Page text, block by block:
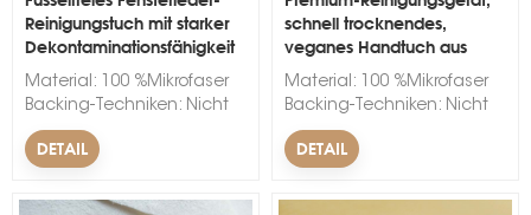
Reinigungstuch mit starker
Dekontaminationsfähigkeit
Material: 100 %Mikrofaser
Backing-Techniken: Nicht
gewebt Breite: 150 cm.
Dicke: 1 mm. Farbe:
Blau, Gr&uuml;n, Gelb, Rosa
DETAIL
schnell trocknendes,
veganes Handtuch aus
künstlicher Gämsenhaut
Material: 100 %Mikrofaser
Backing-Techniken: Nicht
gewebt Breite: 150 cm.
Dicke: 1 mm. Farbe:
Blau, Gr&uuml;n, Gelb, Rosa
DETAIL